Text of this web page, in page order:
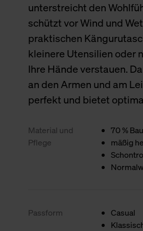
unterstreicht den
schützt vor Wind und
praktischen
kleinere Utensilien oder
Ihre Hände verstauen.
an den Armen und am
perfekt und bietet
Material und
Pflege
70 %
mäßig
Passform
Casual